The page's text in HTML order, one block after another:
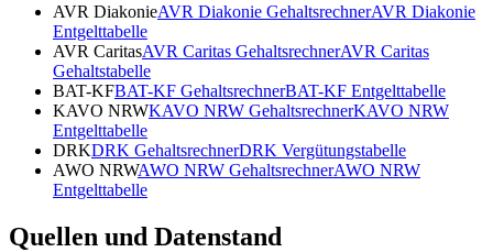
AVR DiakonieAVR Diakonie GehaltsrechnerAVR Diakonie
Entgelttabelle
AVR CaritasAVR Caritas GehaltsrechnerAVR Caritas
Gehaltstabelle
BAT-KFBAT-KF GehaltsrechnerBAT-KF Entgelttabelle
KAVO NRWKAVO NRW GehaltsrechnerKAVO NRW
Entgelttabelle
DRKDRK GehaltsrechnerDRK Vergütungstabelle
AWO NRWAWO NRW GehaltsrechnerAWO NRW
Entgelttabelle
Quellen und Datenstand